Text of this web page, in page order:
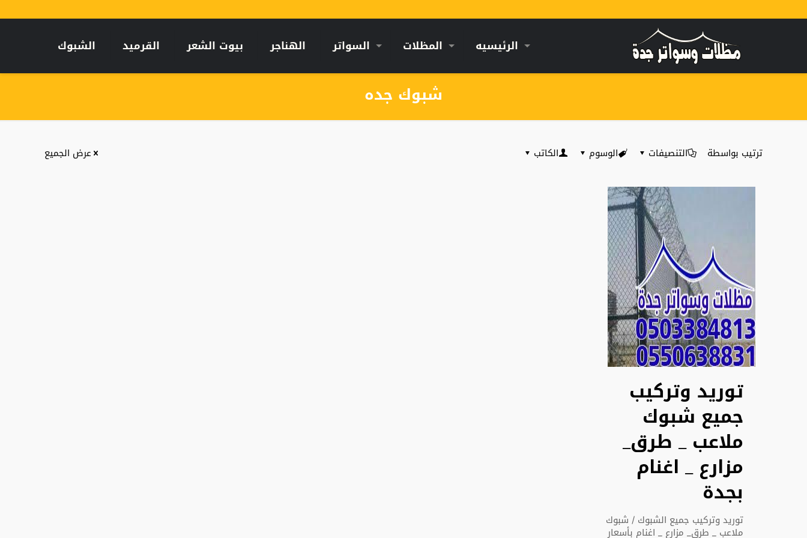
الرئيسيه المظلات السواتر الهناجر بيوت الشعر القرميد الشبوك
شبوك جده
ترتيب بواسطة التنصيفات الوسوم الكاتب عرض الجميع
توريد وتركيب
جميع شبوك
ملاعب _ طرق_
مزارع _ اغنام
بجدة
توريد وتركيب جميع الشبوك / شبوك
ملاعب _ طرق_ مزارع _ اغنام بأسعار